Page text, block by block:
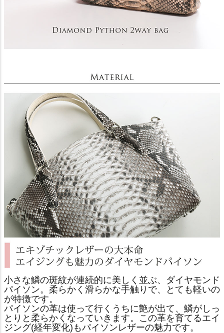
小さな鱗の斑紋が連続的に美しく並ぶ、ダイヤモンド
パイソン。柔らかく滑らかな手触りで、とても軽いの
が特徴です。
パイソンの革は使って行くうちに艶が出て、鱗がしっ
とりと柔らかくなっていきます。この革を育てるエイ
ジング(経年変化)もパイソンレザーの魅力です。